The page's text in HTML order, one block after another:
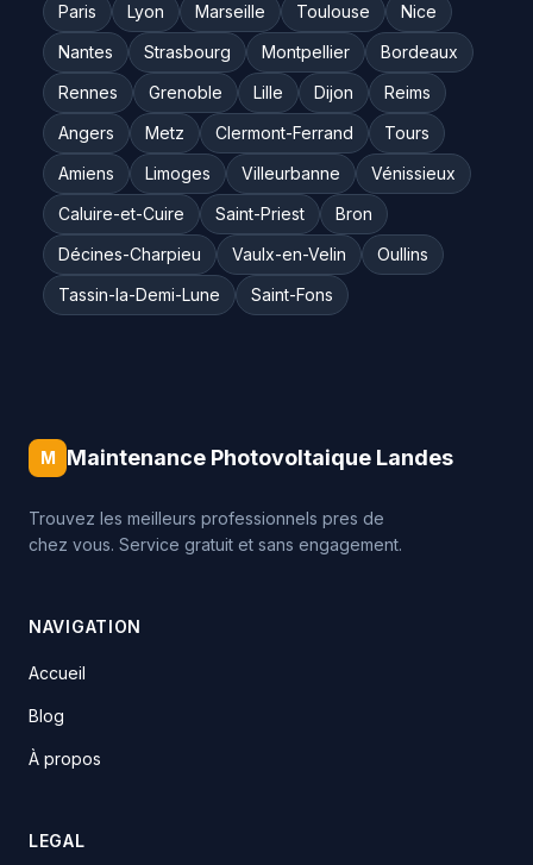
Paris Lyon Marseille Toulouse
Nice
Nantes
Strasbourg Montpellier
Bordeaux
Rennes
Grenoble Lille Dijon
Reims
Angers
Metz Clermont-Ferrand
Tours
Amiens
Limoges Villeurbanne
Vénissieux
Caluire-et-Cuire
Saint-Priest
Bron
Décines-Charpieu
Vaulx-en-Velin
Oullins
Tassin-la-Demi-Lune
Saint-Fons
M Maintenance Photovoltaique Landes
Trouvez les meilleurs professionnels pres de
chez vous. Service gratuit et sans engagement.
NAVIGATION
Accueil
Blog
À propos
LEGAL